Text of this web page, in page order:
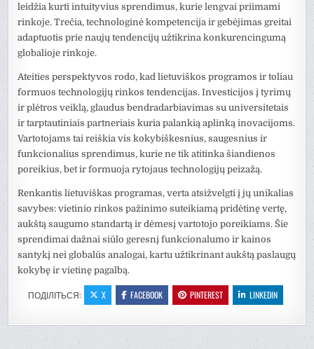
leidžia kurti intuityvius sprendimus, kurie lengvai priimami
rinkoje. Trečia, technologinė kompetencija ir gebėjimas greitai
adaptuotis prie naujų tendencijų užtikrina konkurencingumą
globalioje rinkoje.
Ateities perspektyvos rodo, kad lietuviškos programos ir toliau
formuos technologijų rinkos tendencijas. Investicijos į tyrimų
ir plėtros veiklą, glaudus bendradarbiavimas su universitetais
ir tarptautiniais partneriais kuria palankią aplinką inovacijoms.
Vartotojams tai reiškia vis kokybiškesnius, saugesnius ir
funkcionalius sprendimus, kurie ne tik atitinka šiandienos
poreikius, bet ir formuoja rytojaus technologijų peizažą.
Renkantis lietuviškas programas, verta atsižvelgti į jų unikalias
savybes: vietinio rinkos pažinimo suteikiamą pridėtinę vertę,
aukštą saugumo standartą ir dėmesį vartotojo poreikiams. Šie
sprendimai dažnai siūlo geresnį funkcionalumo ir kainos
santykį nei globalūs analogai, kartu užtikrinant aukštą paslaugų
kokybę ir vietinę pagalbą.
ПОДІЛІТЬСЯ: X FACEBOOK PINTEREST LINKEDIN